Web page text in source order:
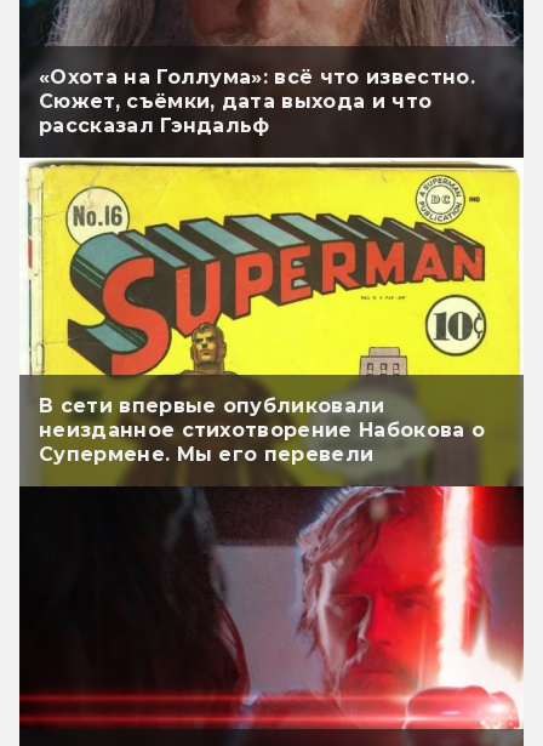
«Охота на Голлума»: всё что известно.
Сюжет, съёмки, дата выхода и что
рассказал Гэндальф
В сети впервые опубликовали
неизданное стихотворение Набокова о
Супермене. Мы его перевели